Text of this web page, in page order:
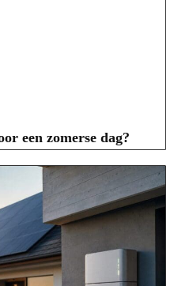
een zomerse dag?